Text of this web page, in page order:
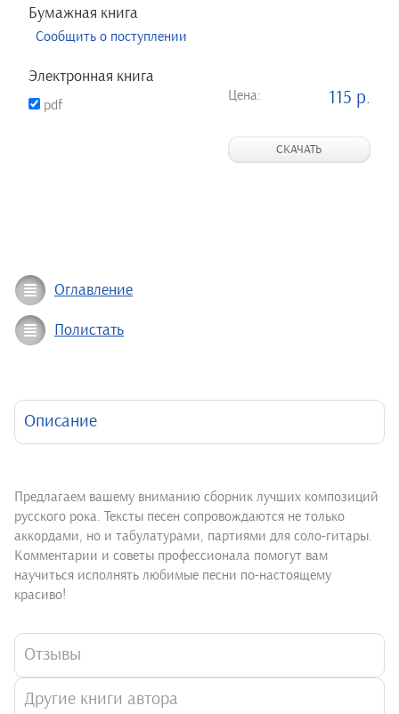
Бумажная книга
Сообщить о поступлении
Электронная книга
pdf
Цена: 115 р.
СКАЧАТЬ
Оглавление
Полистать
Описание
Предлагаем вашему вниманию сборник лучших композиций
русского рока. Тексты песен сопровождаются не только
аккордами, но и табулатурами, партиями для соло-гитары.
Комментарии и советы профессионала помогут вам
научиться исполнять любимые песни по-настоящему
красиво!
Отзывы
Другие книги автора